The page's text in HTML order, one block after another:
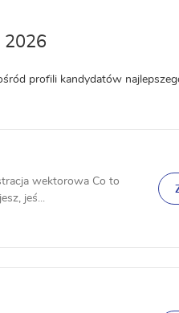
2026
profili kandydatów
wektorowa Co to
jeś...